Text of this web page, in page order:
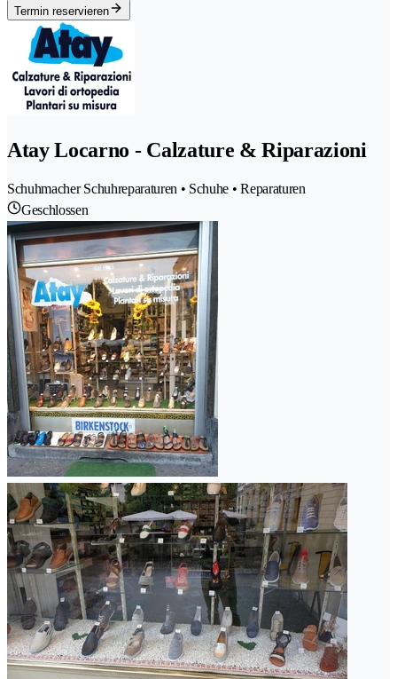
Termin reservieren
Atay Locarno - Calzature & Riparazioni
Schuhmacher Schuhreparaturen • Schuhe • Reparaturen
Geschlossen